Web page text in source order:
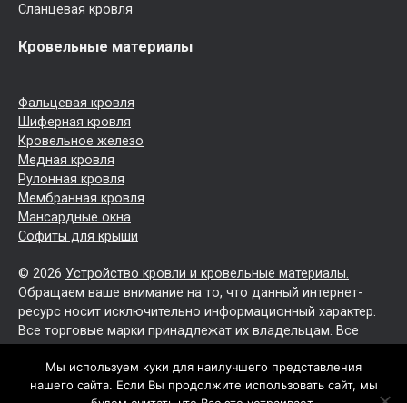
Сланцевая кровля
Кровельные материалы
Фальцевая кровля
Шиферная кровля
Кровельное железо
Медная кровля
Рулонная кровля
Мембранная кровля
Мансардные окна
Софиты для крыши
© 2026 Устройство кровли и кровельные материалы.
Обращаем ваше внимание на то, что данный интернет-
ресурс носит исключительно информационный характер.
Все торговые марки принадлежат их владельцам. Все
Политика конфиденциальности
Мы используем куки для наилучшего представления
нашего сайта. Если Вы продолжите использовать сайт, мы